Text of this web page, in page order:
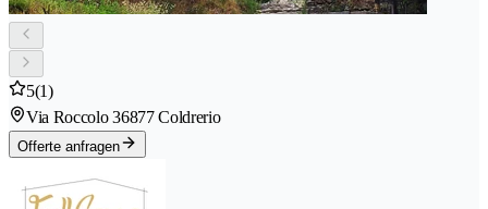
5(1)
Via Roccolo 36877 Coldrerio
Offerte anfragen